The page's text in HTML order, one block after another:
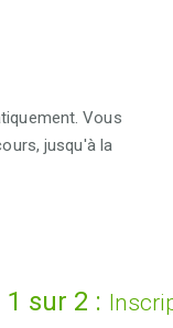
Vous
jusqu'à la
1 sur 2 :